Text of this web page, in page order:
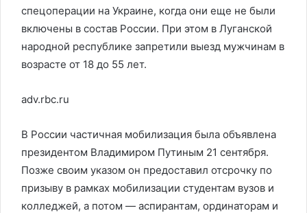
спецоперации на Украине, когда они еще не были
включены в состав России. При этом в Луганской
народной республике запретили выезд мужчинам в
возрасте от 18 до 55 лет.
adv.rbc.ru
В России частичная мобилизация была объявлена
президентом Владимиром Путиным 21 сентября.
Позже своим указом он предоставил отсрочку по
призыву в рамках мобилизации студентам вузов и
колледжей, а потом — аспирантам, ординаторам и